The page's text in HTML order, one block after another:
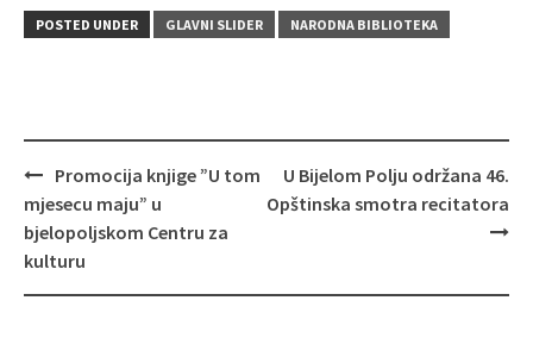
POSTED UNDER GLAVNI SLIDER NARODNA BIBLIOTEKA
Post
navigation
Promocija knjige ”U tom
mjesecu maju” u
bjelopoljskom Centru za
kulturu
U Bijelom Polju održana 46.
Opštinska smotra recitatora